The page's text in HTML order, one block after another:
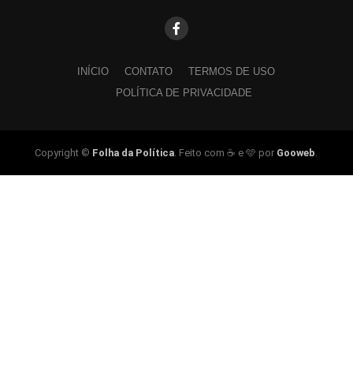
INÍCIO CONTATO
TERMOS DE USO
POLÍTICA DE PRIVACIDADE
Copyright © Folha da Política. Feito com ☕ e 🩵 por Gooweb.